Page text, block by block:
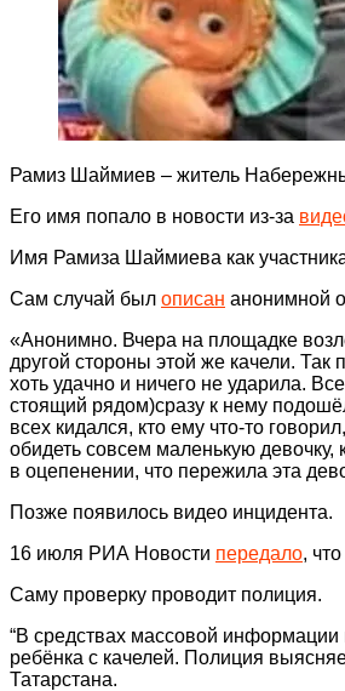
Рамиз Шаймиев – житель
Его имя попало в новости из-за
Имя Рамиза Шаймиева как
Сам случай был описан анонимной
«Анонимно. Вчера на площадке
другой стороны этой же качели.
хоть удачно и ничего не ударила.
стоящий рядом)сразу к нему
всех кидался, кто ему что-то
обидеть совсем маленькую
в оцепенении, что пережила эта
Позже появилось видео инцидента.
16 июля РИА Новости передало,
Саму проверку проводит полиция.
“В средствах массовой
ребёнка с качелей. Полиция
Татарстана.